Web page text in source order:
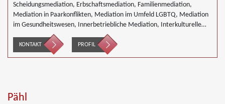
Scheidungsmediation, Erbschaftsmediation, Familienmediation,
Mediation in Paarkonflikten, Mediation im Umfeld LGBTQ, Mediation
im Gesundheitswesen, Innerbetriebliche Mediation, Interkulturelle
Mediation, Mediation in Telekommunikationsprojekten, Mediation von
Generationskonflikten, Mediation im öffentlichen Bereich, Mediation
bei Team- und Gruppenkonflikten, Mediation von
KONTAKT PROFIL
Pähl